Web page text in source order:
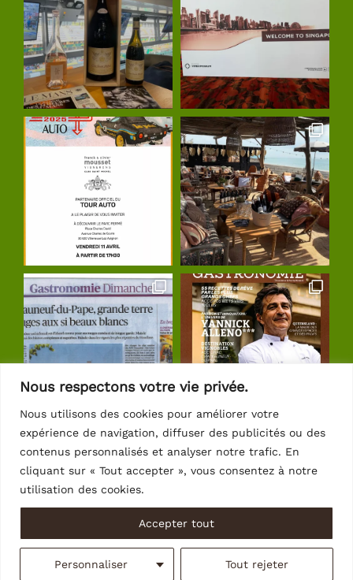
Nous respectons votre vie privée.
Nous utilisons des cookies pour améliorer votre
expérience de navigation, diffuser des publicités ou des
contenus personnalisés et analyser notre trafic. En
cliquant sur « Tout accepter », vous consentez à notre
utilisation des cookies.
Personnaliser Tout rejeter
Accepter tout
Suivre sur Instagram
© Copyright 2026 | CréditsIntrasite